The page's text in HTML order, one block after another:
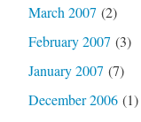
March 2007 (2)
February 2007 (3)
January 2007 (7)
December 2006(1)